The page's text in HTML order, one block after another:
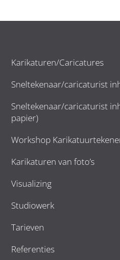
Karikaturen/Caricatures
Sneltekenaar/caricaturist
Sneltekenaar/caricaturist
papier)
Workshop
Karikaturen van foto’s
Visualizing
Studiowerk
Tarieven
Referenties